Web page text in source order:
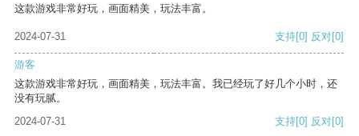
这款游戏非常好玩，画面精美，玩法丰富。
2024-07-31 支持[0] 反对[0]
游客
这款游戏非常好玩，画面精美，玩法丰富。我已经玩了好几个小时，还
没有玩腻。
2024-07-31
支持[0] 反对[0]